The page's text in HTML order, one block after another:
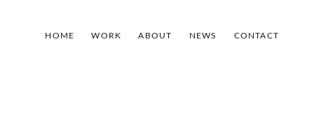
HOME WORK ABOUT NEWS CONTACT